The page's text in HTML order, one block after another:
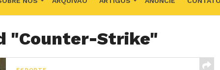
"Counter-Strike"